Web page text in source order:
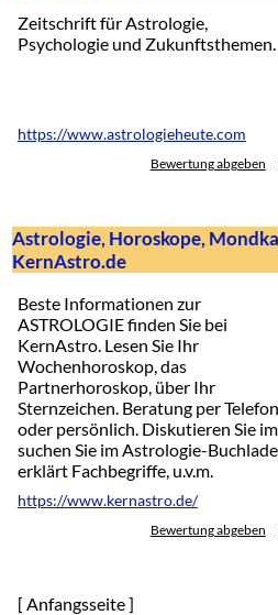
Zeitschrift für Astrologie,
Psychologie und Zukunftsthemen.
https://www.astrologieheute.com
Bewertung abgeben
Astrologie, Horoskope,
KernAstro.de
Beste Informationen zur
ASTROLOGIE finden Sie bei
KernAstro. Lesen Sie Ihr
Wochenhoroskop, das
Partnerhoroskop, über Ihr
Sternzeichen. Beratung per Telefon
oder persönlich. Diskutieren Sie
suchen Sie im Astrologie-
erklärt Fachbegriffe, u.v.m.
https://www.kernastro.de/
Bewertung abgeben
[ Anfangsseite ]